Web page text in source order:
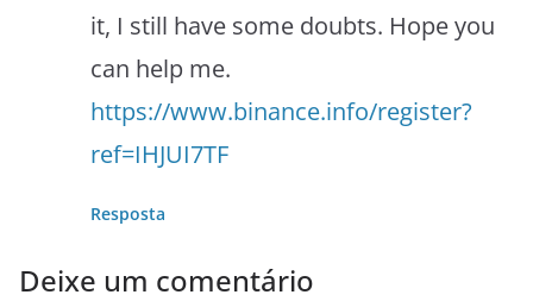
it, I still have some doubts. Hope you
can help me.
https://www.binance.info/register?
ref=IHJUI7TF
Resposta
Deixe um comentário